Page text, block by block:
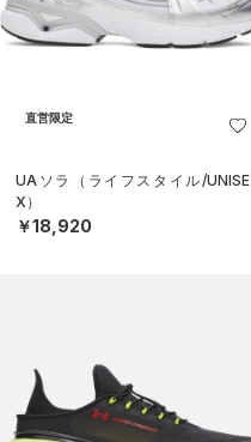
直営限定
UAソラ（ライフスタイル/UNISE
X）
￥18,920